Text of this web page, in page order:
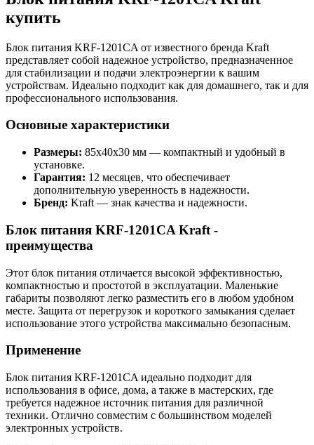
купить
Блок питания KRF-1201CA от известного бренда Kraft
представляет собой надежное устройство, предназначенное
для стабилизации и подачи электроэнергии к вашим
устройствам. Идеально подходит как для домашнего, так и для
профессионального использования.
Основные характеристики
Размеры: 85x40x30 мм — компактный и удобный в
установке.
Гарантия: 12 месяцев, что обеспечивает
дополнительную уверенность в надежности.
Бренд: Kraft — знак качества и надежности.
Блок питания KRF-1201CA Kraft -
преимущества
Этот блок питания отличается высокой эффективностью,
компактностью и простотой в эксплуатации. Маленькие
габариты позволяют легко разместить его в любом удобном
месте. Защита от перегрузок и короткого замыкания сделает
использование этого устройства максимально безопасным.
Применение
Блок питания KRF-1201CA идеально подходит для
использования в офисе, дома, а также в мастерских, где
требуется надежное источник питания для различной
техники. Отлично совместим с большинством моделей
электронных устройств.